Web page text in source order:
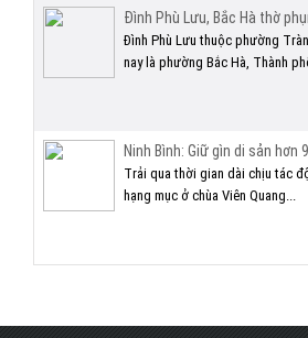
Đình Phù Lưu, Bắc Hà thờ
Đình Phù Lưu thuộc phường
nay là phường Bắc Hà, Thành
Ninh Bình: Giữ gìn di sản hơn
Trải qua thời gian dài chịu tác
hạng mục ở chùa Viên Quang...